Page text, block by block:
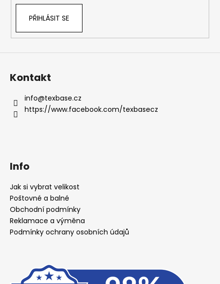
PŘIHLÁSIT SE
Kontakt
info@texbase.cz
https://www.facebook.com/texbasecz
Info
Jak si vybrat velikost
Poštovné a balné
Obchodní podmínky
Reklamace a výměna
Podmínky ochrany osobních údajů